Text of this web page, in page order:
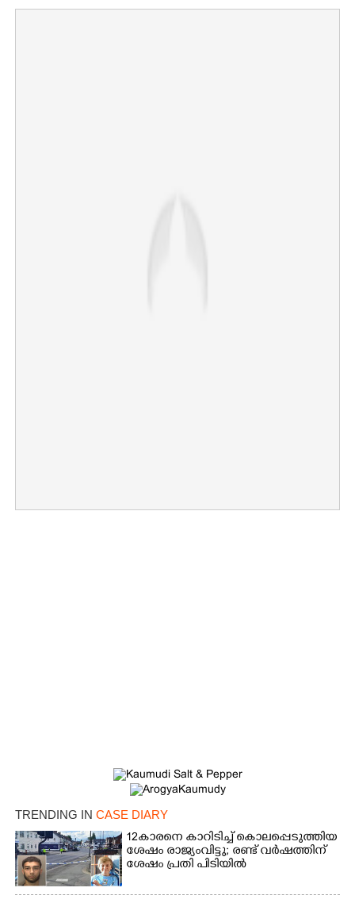
TRENDING IN CASE DIARY
12കാരനെ കാറിടിച്ച് കൊലപ്പെടുത്തിയ
ശേഷം രാജ്യംവിട്ടു; രണ്ട് വർഷത്തിന്
ശേഷം പ്രതി പിടിയിൽ